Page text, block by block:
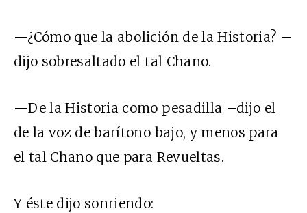
—¿Cómo que la abolición de la Historia? –
dijo sobresaltado el tal Chano.
—De la Historia como pesadilla –dijo el
de la voz de barítono bajo, y menos para
el tal Chano que para Revueltas.
Y éste dijo sonriendo: